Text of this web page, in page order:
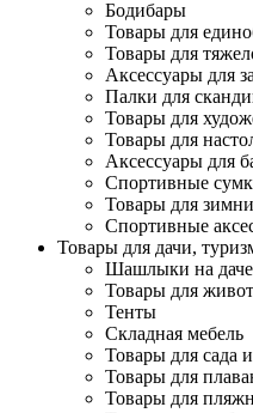
Бодибары
Товары для
Товары для
Аксессуары для
Палки для
Товары для
Товары для
Аксессуары для
Спортивные
Товары для
Спортивные
Товары для дачи,
Шашлыки на даче
Товары для
Тенты
Складная мебель
Товары для сада
Товары для
Товары для